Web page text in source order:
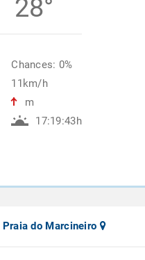
28°
Chances: 0%
11km/h
m
17:19:43h
Praia do Marcineiro